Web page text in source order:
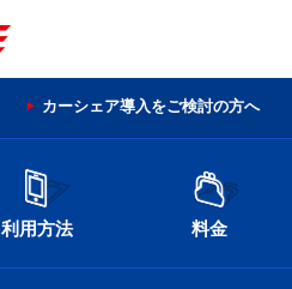
カーシェア導入をご検討の方へ
利用方法 料金